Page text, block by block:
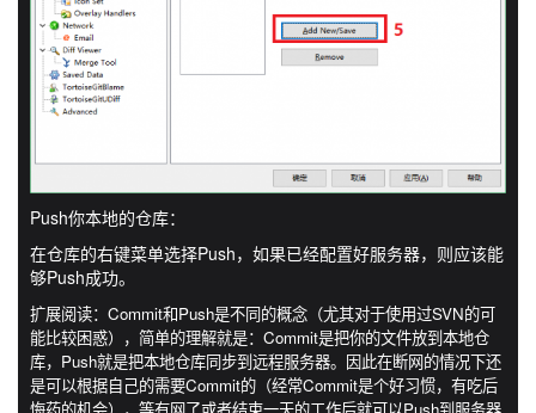
Push你本地的仓库：
在仓库的右键菜单选择Push，如果已经配置好服务器，则应该能
够Push成功。
扩展阅读：Commit和Push是不同的概念（尤其对于使用过SVN的可
能比较困惑），简单的理解就是：Commit是把你的文件放到本地仓
库，Push就是把本地仓库同步到远程服务器。因此在断网的情况下还
是可以根据自己的需要Commit的（经常Commit是个好习惯，有吃后